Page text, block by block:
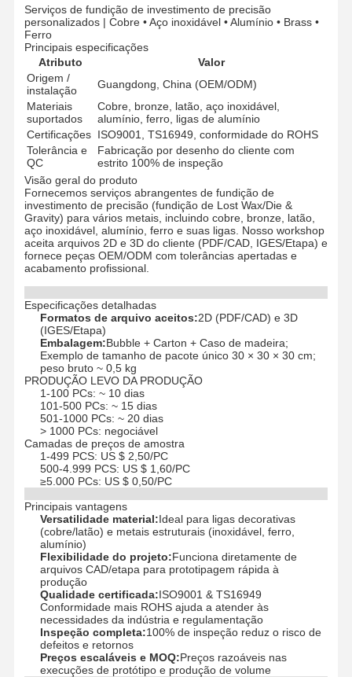
Serviços de fundição de investimento de precisão
personalizados | Cobre • Aço inoxidável • Alumínio • Brass •
Ferro
Principais especificações
Atributo
Valor
Origem /
instalação
Guangdong, China (OEM/ODM)
Materiais
suportados
Cobre, bronze, latão, aço inoxidável,
alumínio, ferro, ligas de alumínio
Certificações ISO9001, TS16949, conformidade do ROHS
Tolerância e
QC
Fabricação por desenho do cliente com
estrito 100% de inspeção
Visão geral do produto
Fornecemos serviços abrangentes de fundição de
investimento de precisão (fundição de Lost Wax/Die &
Gravity) para vários metais, incluindo cobre, bronze, latão,
aço inoxidável, alumínio, ferro e suas ligas. Nosso workshop
aceita arquivos 2D e 3D do cliente (PDF/CAD, IGES/Etapa) e
fornece peças OEM/ODM com tolerâncias apertadas e
acabamento profissional.
Especificações detalhadas
Formatos de arquivo aceitos:2D (PDF/CAD) e 3D
(IGES/Etapa)
Embalagem:Bubble + Carton + Caso de madeira;
Exemplo de tamanho de pacote único 30 × 30 × 30 cm;
peso bruto ~ 0,5 kg
PRODUÇÃO LEVO DA PRODUÇÃO
1-100 PCs: ~ 10 dias
101-500 PCs: ~ 15 dias
501-1000 PCs: ~ 20 dias
> 1000 PCs: negociável
Camadas de preços de amostra
1-499 PCS: US $ 2,50/PC
500-4.999 PCS: US $ 1,60/PC
≥5.000 PCs: US $ 0,50/PC
Principais vantagens
Versatilidade material:Ideal para ligas decorativas
(cobre/latão) e metais estruturais (inoxidável, ferro,
alumínio)
Flexibilidade do projeto:Funciona diretamente de
arquivos CAD/etapa para prototipagem rápida à
produção
Qualidade certificada:ISO9001 & TS16949
Conformidade mais ROHS ajuda a atender às
necessidades da indústria e regulamentação
Inspeção completa:100% de inspeção reduz o risco de
defeitos e retornos
Preços escaláveis ​​e MOQ:Preços razoáveis ​​nas
execuções de protótipo e produção de volume